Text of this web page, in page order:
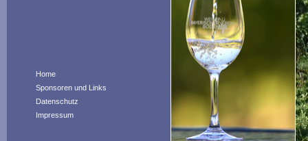
Home
Sponsoren und Links
Datenschutz
Impressum